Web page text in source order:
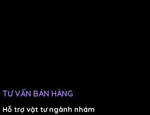
hành dài hạn và hỗ trợ kỹ thuật tận tình.
TƯ VẤN BÁN HÀNG
Hỗ trợ vật tư ngành nhám